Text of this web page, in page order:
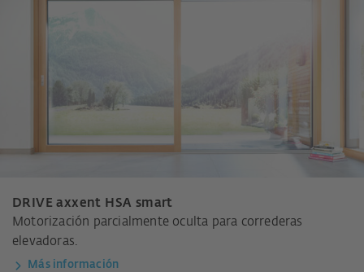
DRIVE axxent HSA smart
Motorización parcialmente oculta para correderas
elevadoras.
Más información